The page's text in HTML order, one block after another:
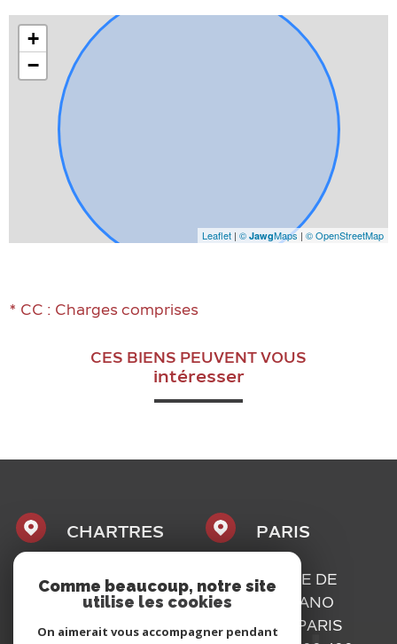
+
−
Leaflet | © JawgMaps | © OpenStreetMap
* CC : Charges comprises
CES BIENS PEUVENT VOUS
intéresser
CHARTRES
1, PLACE
MAURICE
CAZALIS
PARIS
16, RUE DE
BASSANO
75116
PARIS
Comme beaucoup, notre site
utilise les cookies
On aimerait vous accompagner pendant